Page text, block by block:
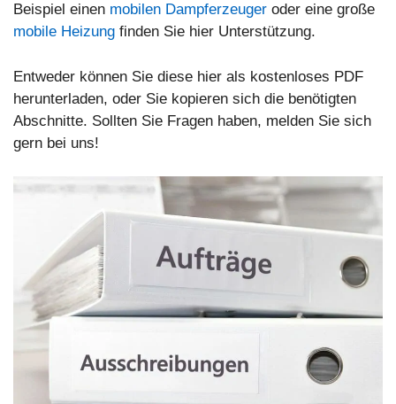
Beispiel einen mobilen Dampferzeuger oder eine große
mobile Heizung finden Sie hier Unterstützung.
Entweder können Sie diese hier als kostenloses PDF
herunterladen, oder Sie kopieren sich die benötigten
Abschnitte. Sollten Sie Fragen haben, melden Sie sich
gern bei uns!